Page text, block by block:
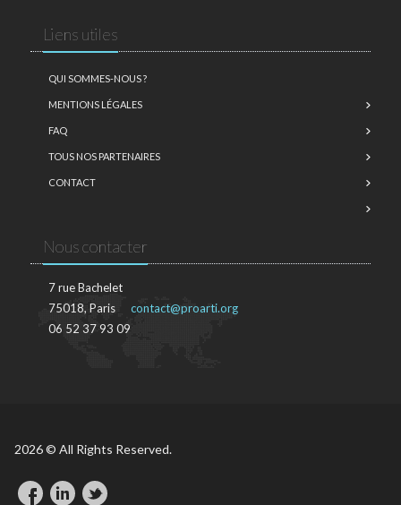
Liens utiles
QUI SOMMES-NOUS ?
MENTIONS LÉGALES
FAQ
TOUS NOS PARTENAIRES
CONTACT
Nous contacter
7 rue Bachelet
75018, Paris
06 52 37 93 09
contact@proarti.org
2026 © All Rights Reserved.